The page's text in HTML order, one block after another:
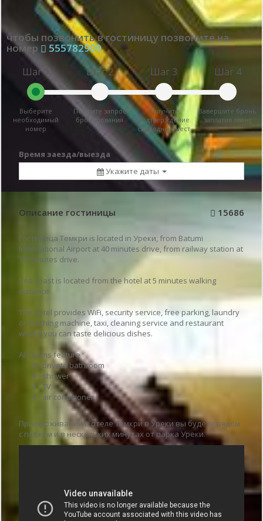
чтобы позвонить в гостиницу позвоните на
номер 555782909
Шаг 1
Выберите
необходимый
номер
Шаг 2
Пошлите запрос
бронирования
Шаг 3
Получите
подтверждение
свободных мест
Шаг 4
Завершите бронь
заплатив аванс
Время заезда/выезда
Укажите даты
Описание гостиницы 15686
Гостиница Темкри is located in Уреки, from Batumi
International Airport at 40 minutes drive, from railway station at
10 minutes drive.
Sea coast is located from the hotel at 5 minutes walking
distance.
The hotel provides WiFi, security service, free parking, laundry
or washing machine, taxi, cleaning service and restaurant
where you can taste delicious dishes.
All rooms feature :
private bathroom
shower
TV
air conditioner
При проживании в отеле Темкри в Уреки вы будете рядом
с пляжем и в нескольких минутах от парка Уреки.